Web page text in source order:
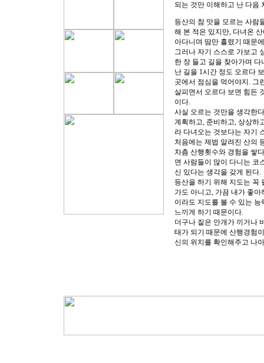
되는 것만 이해하고 난 다음
등산의 참 맛을 모르는 사람
해 본 적은 있지만, 다녀온
아다니며 땀만 흘렸기 때문
그러나 자기 스스로 가보고
한 장 들고 길을 찾아가며
난 길을 1시간 정도 오르다
곳에서 점심을 먹어야지. 그
살피면서 오르다 보면 힘든
이다.
사실 오르는 것만을 생각한
계획하고, 준비하고, 상상하
라 다녀오는 것보다는 자기
처음에는 제법 알려진 산의
차츰 산행횟수와 경험을 쌓
면 사람들이 많이 다니는 코
신 있다는 생각을 갖게 된다.
등산을 하기 위해 지도는 꼭
가도 아니고, 가끔 내가 좋
이라도 지도를 볼 수 있는
느끼게 하기 때문이다.
더구나 짙은 안개가 끼거나
태가 되기 때문에 산행경험
신의 위치를 확인해주고 나